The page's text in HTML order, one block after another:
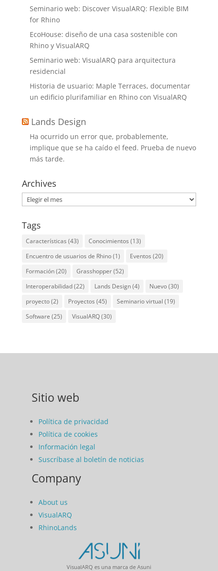
Seminario web: Discover VisualARQ: Flexible BIM
for Rhino
EcoHouse: diseño de una casa sostenible con
Rhino y VisualARQ
Seminario web: VisualARQ para arquitectura
residencial
Historia de usuario: Maple Terraces, documentar
un edificio plurifamiliar en Rhino con VisualARQ
Lands Design
Ha ocurrido un error que, probablemente,
implique que se ha caído el feed. Prueba de nuevo
más tarde.
Archives
Archives
Tags
Características (43) Conocimientos (13)
Encuentro de usuarios de Rhino(1) Eventos (20)
Formación(20) Grasshopper(52)
Interoperabilidad(22) Lands Design(4) Nuevo(30)
proyecto(2) Proyectos (45) Seminario virtual (19)
Software (25) VisualARQ(30)
Sitio web
Política de privacidad
Política de cookies
Información legal
Suscríbase al boletín de noticias
Company
About us
VisualARQ
RhinoLands
VisualARQ es una marca de Asuni